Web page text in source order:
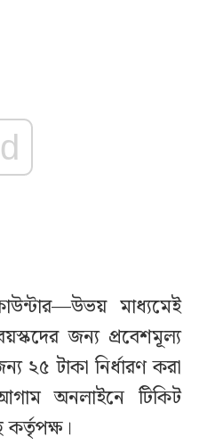
মাধ্যমেই
জন্য প্রবেশমূল্য
২৫ টাকা নির্ধারণ করা
অনলাইনে টিকিট
কর্তৃপক্ষ।